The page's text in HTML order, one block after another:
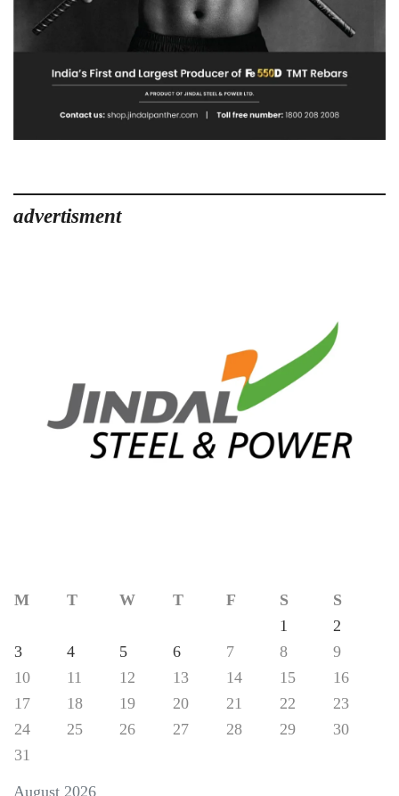
advertisment
August 2026
M T W T F S
S
1
2
3
4 5 6 7 8
9
10
11 12 13 14 15
16
17
18 19 20 21 22
23
24
25 26 27 28 29
30
31